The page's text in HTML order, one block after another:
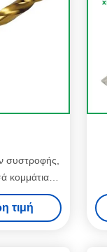
συστροφής,
κομμάτια
hss
τιμή